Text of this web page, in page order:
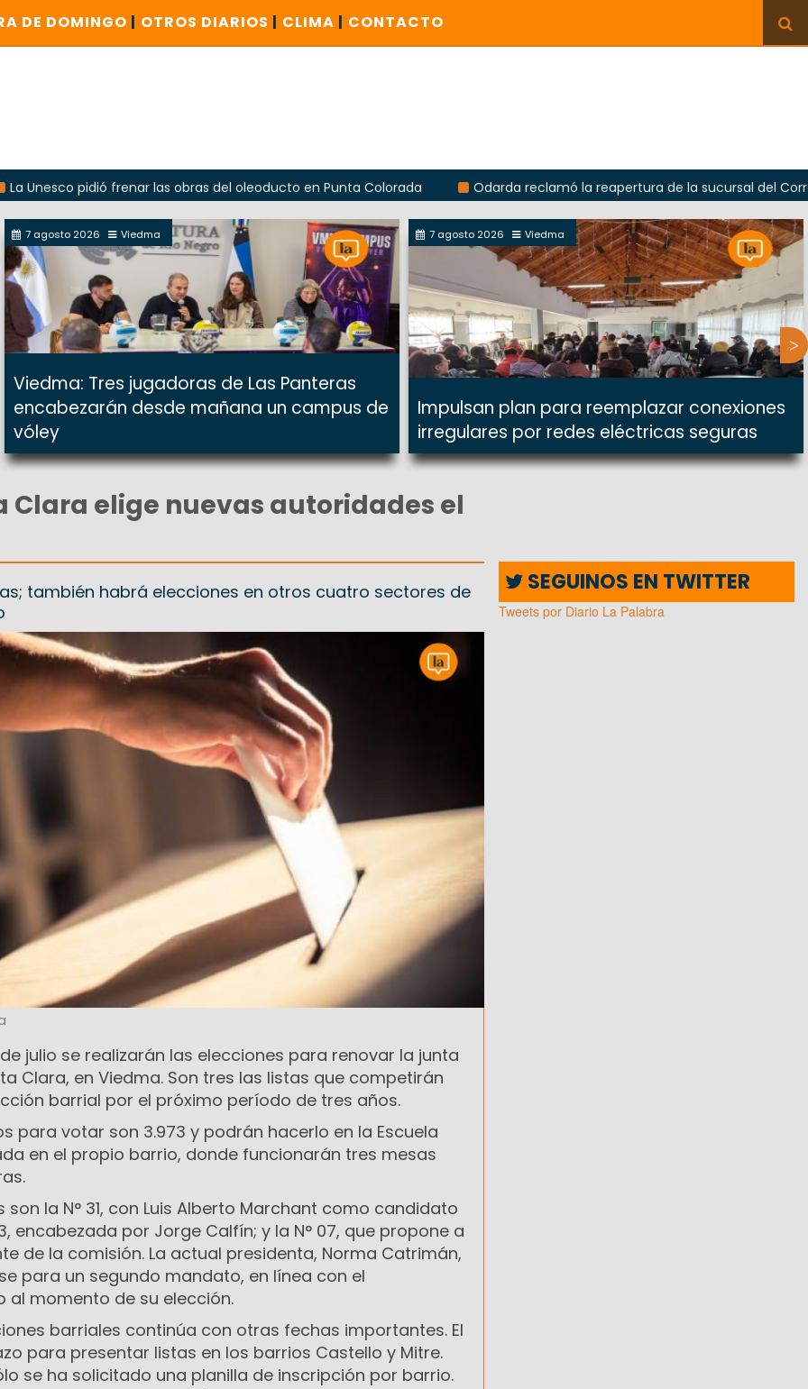
DE DOMINGO | OTROS DIARIOS | CLIMA | CONTACTO
pidió frenar las obras del oleoducto en Punta Colorada
Odarda reclamó la reapertura de la sucursal del Correo
7 agosto 2026 Viedma
Viedma: Tres jugadoras de Las Panteras
encabezarán desde mañana un campus de
vóley
7 agosto 2026 Viedma
Impulsan plan para reemplazar conexiones
irregulares por redes eléctricas seguras
Clara elige nuevas autoridades el
también habrá elecciones en otros cuatro sectores de
julio se realizarán las elecciones para renovar la junta
Clara, en Viedma. Son tres las listas que competirán
barrial por el próximo período de tres años.
para votar son 3.973 y podrán hacerlo en la Escuela
en el propio barrio, donde funcionarán tres mesas
son la N° 31, con Luis Alberto Marchant como candidato
encabezada por Jorge Calfín; y la N° 07, que propone a
de la comisión. La actual presidenta, Norma Catrimán,
para un segundo mandato, en línea con el
momento de su elección.
barriales continúa con otras fechas importantes. El
para presentar listas en los barrios Castello y Mitre.
se ha solicitado una planilla de inscripción por barrio.
SEGUINOS EN TWITTER
Tweets por Diario La Palabra